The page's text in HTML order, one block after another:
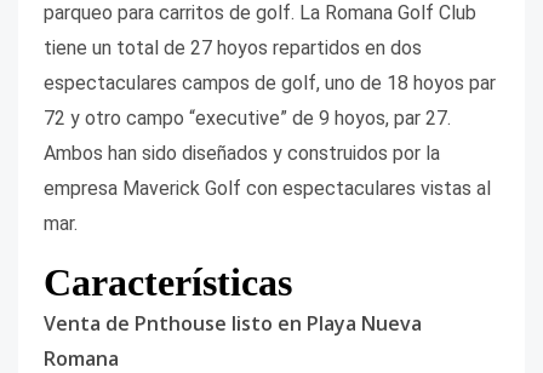
parqueo para carritos de golf. La Romana Golf Club
tiene un total de 27 hoyos repartidos en dos
espectaculares campos de golf, uno de 18 hoyos par
72 y otro campo “executive” de 9 hoyos, par 27.
Ambos han sido diseñados y construidos por la
empresa Maverick Golf con espectaculares vistas al
mar.
Características
Venta de Pnthouse listo en Playa Nueva
Romana